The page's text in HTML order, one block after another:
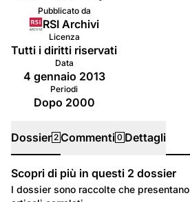
Pubblicato da
RSI Archivi
Licenza
Tutti i diritti riservati
Data
4 gennaio 2013
Periodi
Dopo 2000
Dossier 2 Commenti 0 Dettagli
Dossier
Scopri di più in questi 2 dossier
I dossier sono raccolte che